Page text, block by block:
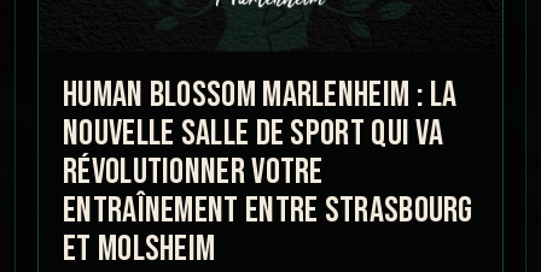
HUMAN BLOSSOM MARLENHEIM : LA
NOUVELLE SALLE DE SPORT QUI VA
RÉVOLUTIONNER VOTRE
ENTRAÎNEMENT ENTRE STRASBOURG
ET MOLSHEIM